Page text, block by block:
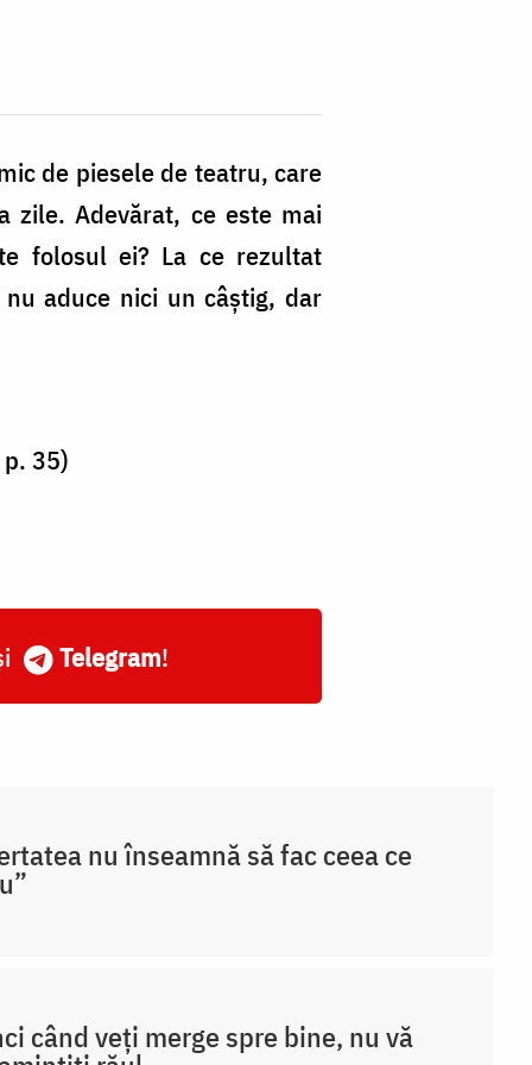
de piesele de teatru, care
zile. Adevărat, ce este mai
folosul ei? La ce rezultat
aduce nici un câştig, dar
35)
Telegram!
nu înseamnă să fac ceea ce
când veți merge spre bine, nu vă